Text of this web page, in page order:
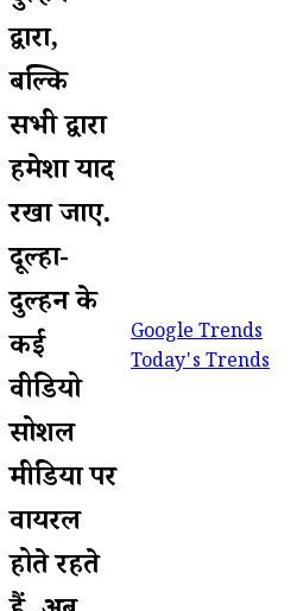
द्वारा,
बल्कि
सभी द्वारा
हमेशा याद
रखा जाए.
दूल्हा-
दुल्हन के
कई
वीडियो
सोशल
मीडिया पर
वायरल
होते रहते
Google Trends
Today's Trends